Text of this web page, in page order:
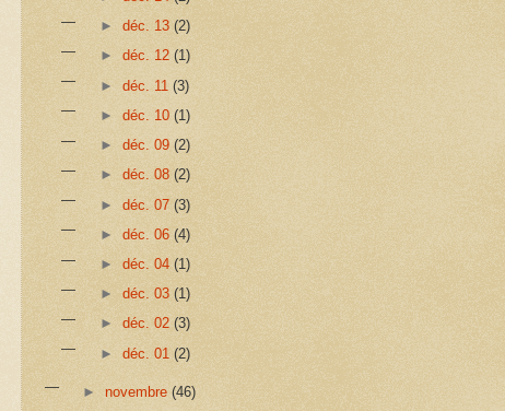
► déc. 13 (2)
► déc. 12 (1)
► déc. 11 (3)
► déc. 10 (1)
► déc. 09 (2)
► déc. 08 (2)
► déc. 07 (3)
► déc. 06 (4)
► déc. 04 (1)
► déc. 03 (1)
► déc. 02 (3)
► déc. 01 (2)
►novembre(46)